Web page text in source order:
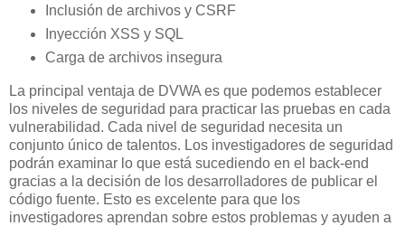
Inclusión de archivos y CSRF
Inyección XSS y SQL
Carga de archivos insegura
La principal ventaja de DVWA es que podemos establecer
los niveles de seguridad para practicar las pruebas en cada
vulnerabilidad. Cada nivel de seguridad necesita un
conjunto único de talentos. Los investigadores de seguridad
podrán examinar lo que está sucediendo en el back-end
gracias a la decisión de los desarrolladores de publicar el
código fuente. Esto es excelente para que los
investigadores aprendan sobre estos problemas y ayuden a